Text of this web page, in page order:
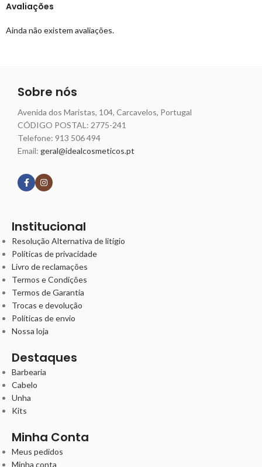
Avaliações
Ainda não existem avaliações.
Sobre nós
Avenida dos Maristas, 104, Carcavelos, Portugal
CÓDIGO POSTAL: 2775-241
Telefone: 913 506 494
Email: geral@idealcosmeticos.pt
Institucional
Resolução Alternativa de litígio
Políticas de privacidade
Livro de reclamações
Termos e Condições
Termos de Garantia
Trocas e devolução
Políticas de envio
Nossa loja
Destaques
Barbearia
Cabelo
Unha
Kits
Minha Conta
Meus pedidos
Minha conta